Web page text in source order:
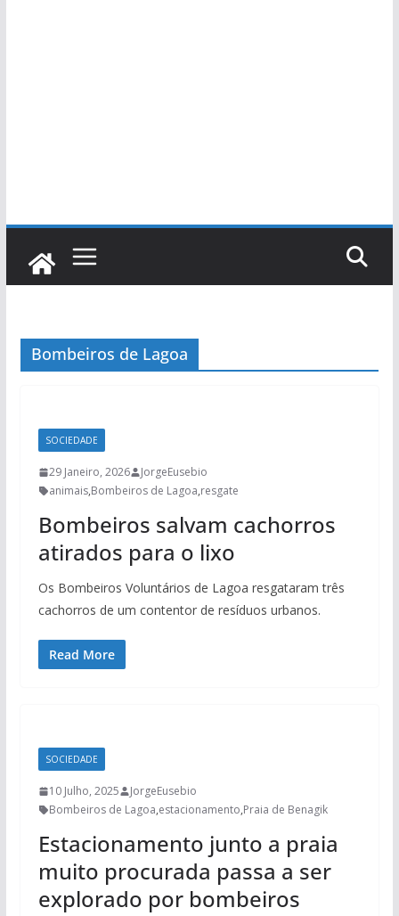
Bombeiros de Lagoa
SOCIEDADE
29 Janeiro, 2026
JorgeEusebio
animais,Bombeiros de Lagoa,resgate
Bombeiros salvam cachorros
atirados para o lixo
Os Bombeiros Voluntários de Lagoa resgataram três
cachorros de um contentor de resíduos urbanos.
Read More
SOCIEDADE
10 Julho, 2025
JorgeEusebio
Bombeiros de Lagoa,estacionamento,Praia de Benagik
Estacionamento junto a praia
muito procurada passa a ser
explorado por bombeiros